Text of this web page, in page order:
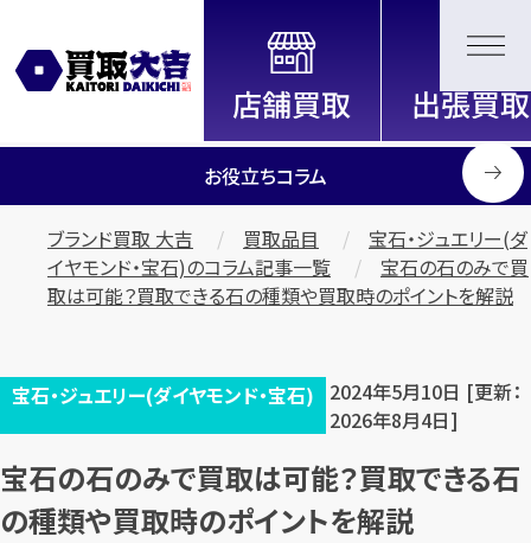
全国2200店舗以上展開中！
信頼と実績の買取専門店「買取大
吉」
お役立ちコラム
ブランド買取 大吉 買取品目
宝石・ジュエリー(ダ
イヤモンド・宝石)のコラム記事一覧
宝石の石のみで買
取は可能？買取できる石の種類や買取時のポイントを解説
宝石・ジュエリー(ダイヤモンド・宝石)
2024年5月10日 [更新：
2026年8月4日]
宝石の石のみで買取は可能？買取できる石
の種類や買取時のポイントを解説